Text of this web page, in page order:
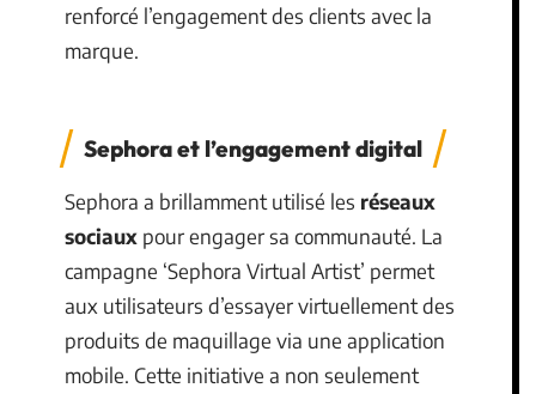
renforcé l’engagement des clients avec la
marque.
Sephora et l’engagement digital
Sephora a brillamment utilisé les réseaux
sociaux pour engager sa communauté. La
campagne ‘Sephora Virtual Artist’ permet
aux utilisateurs d’essayer virtuellement des
produits de maquillage via une application
mobile. Cette initiative a non seulement